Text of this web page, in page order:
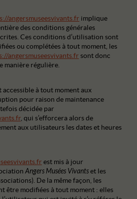
angersmuseesvivants.fr implique
des conditions générales
Ces conditions d’utilisation sont
ou complétées à tout moment, les
angersmuseesvivants.fr sont donc
manière régulière.
accessible à tout moment aux
pour raison de maintenance
décidée par
, qui s’efforcera alors de
aux utilisateurs les dates et heures
est mis à jour
Angers Musées Vivantset les
De la même façon, les
être modifiées à tout moment : elles